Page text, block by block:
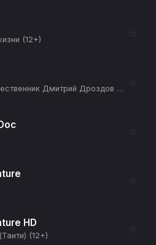
(12+)
☆
Рыболов и путешественник Дмитрий Дроздов (12+)
☆
☆
☆
HD
(12+)
☆